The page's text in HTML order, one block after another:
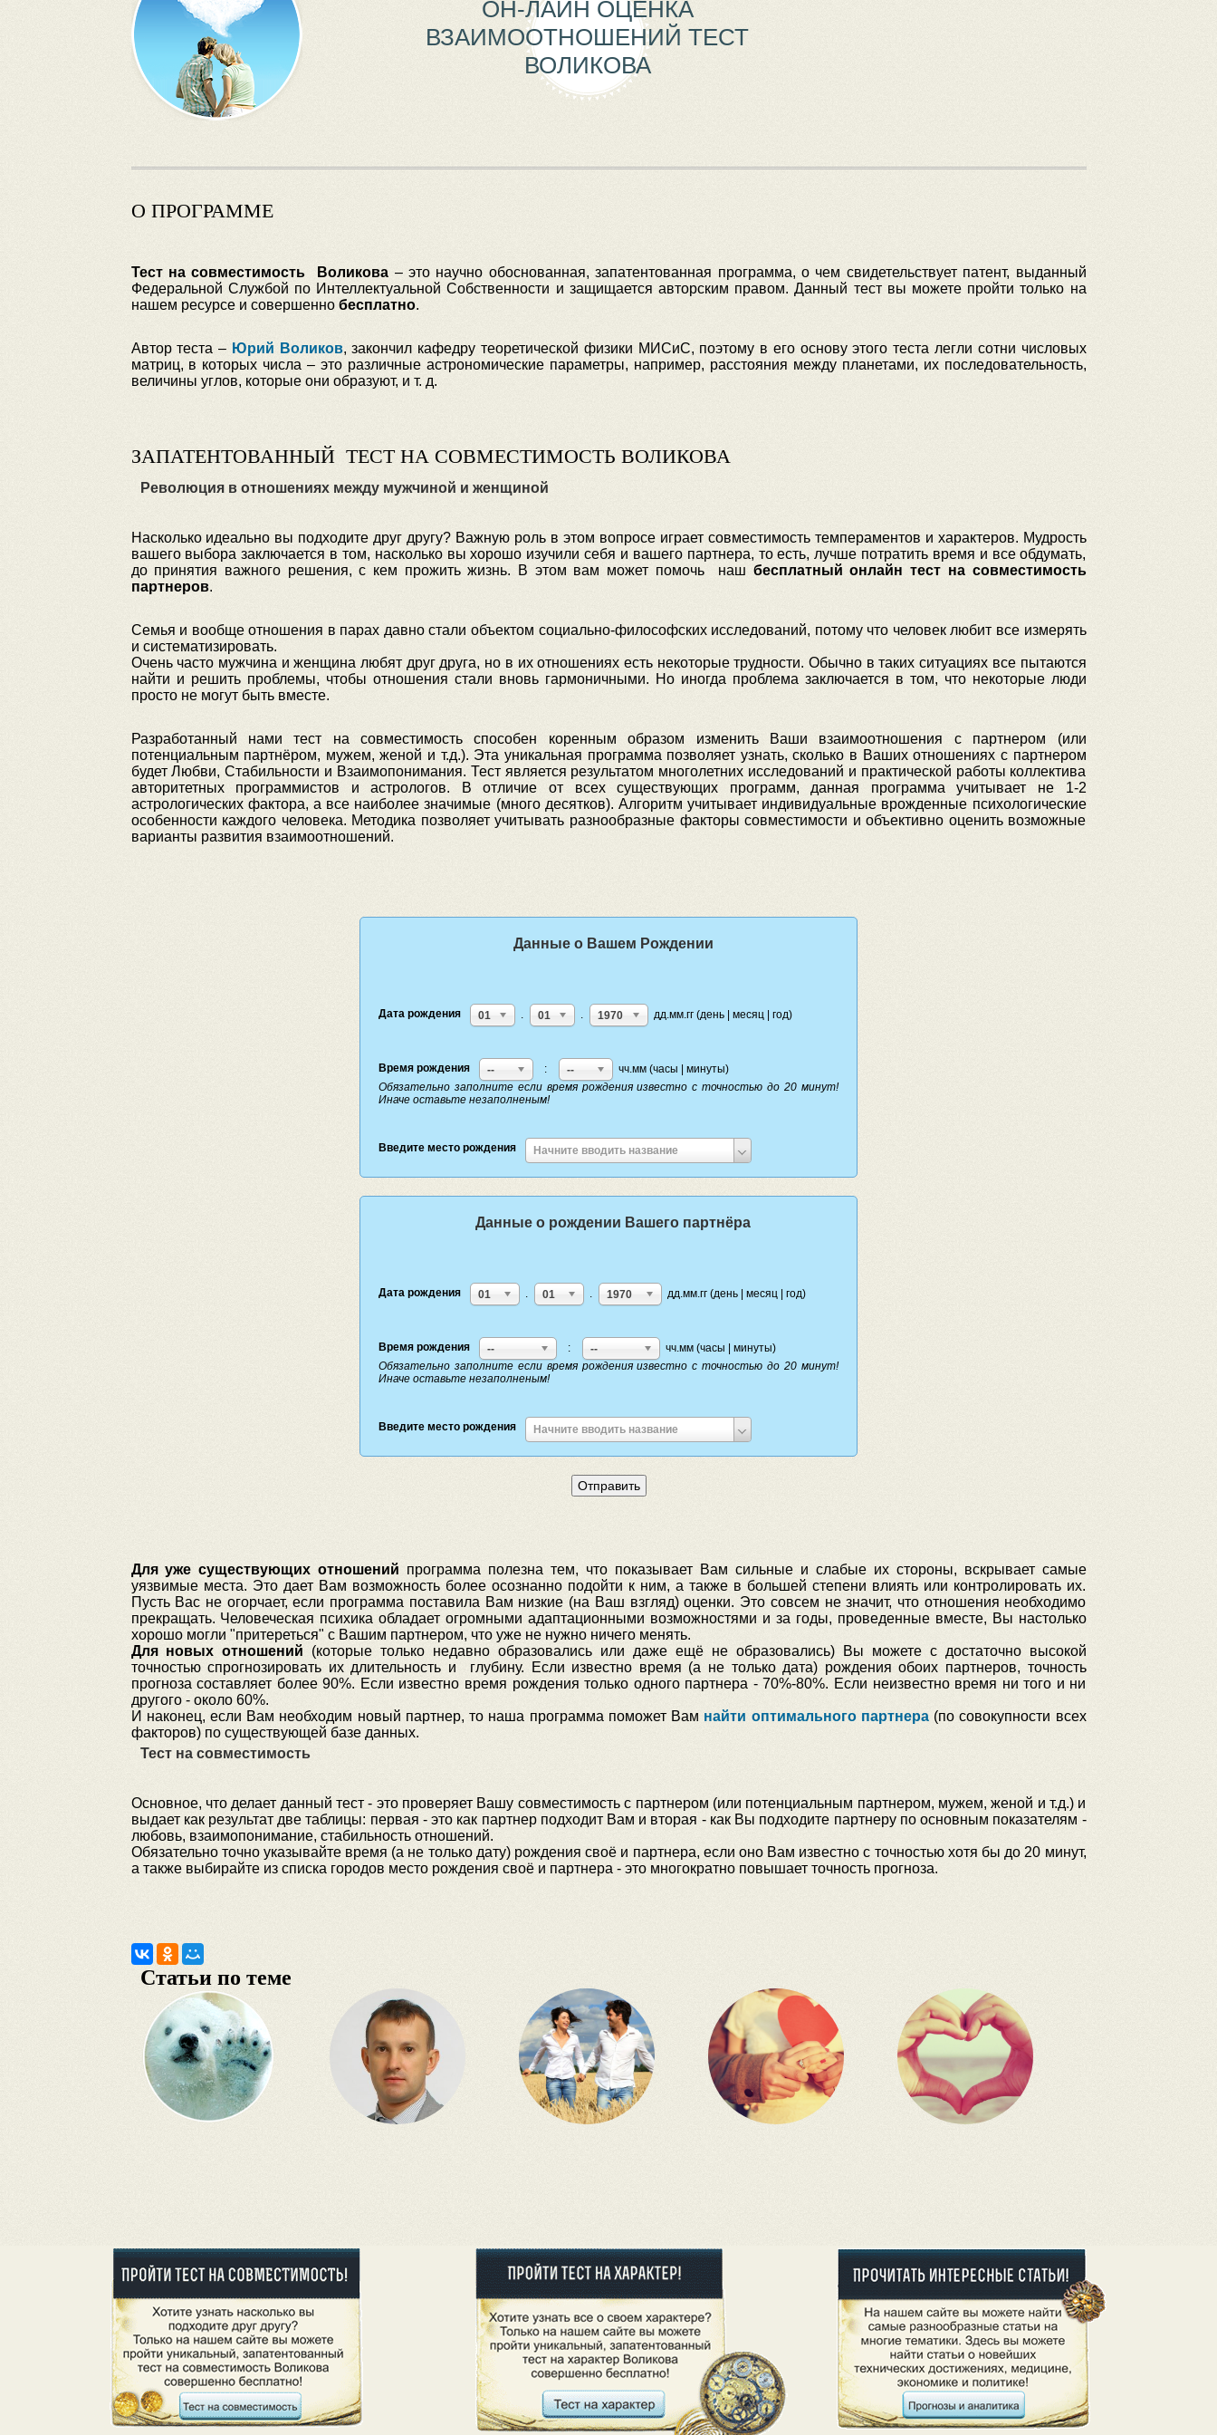
ОН-ЛАЙН ОЦЕНКА
ВЗАИМООТНОШЕНИЙ ТЕСТ
ВОЛИКОВА
О ПРОГРАММЕ
Тест на совместимость Воликова – это научно обоснованная, запатентованная программа, о чем свидетельствует патент, выданный
Федеральной Службой по Интеллектуальной Собственности и защищается авторским правом. Данный тест вы можете пройти только на
нашем ресурсе и совершенно бесплатно.
Автор теста – Юрий Воликов, закончил кафедру теоретической физики МИСиС, поэтому в его основу этого теста легли сотни числовых
матриц, в которых числа – это различные астрономические параметры, например, расстояния между планетами, их последовательность,
величины углов, которые они образуют, и т. д.
ЗАПАТЕНТОВАННЫЙ ТЕСТ НА СОВМЕСТИМОСТЬ ВОЛИКОВА
Революция в отношениях между мужчиной и женщиной
Насколько идеально вы подходите друг другу? Важную роль в этом вопросе играет совместимость темпераментов и характеров. Мудрость
вашего выбора заключается в том, насколько вы хорошо изучили себя и вашего партнера, то есть, лучше потратить время и все обдумать,
до принятия важного решения, с кем прожить жизнь. В этом вам может помочь наш бесплатный онлайн тест на совместимость
партнеров.
Семья и вообще отношения в парах давно стали объектом социально-философских исследований, потому что человек любит все измерять
и систематизировать.
Очень часто мужчина и женщина любят друг друга, но в их отношениях есть некоторые трудности. Обычно в таких ситуациях все пытаются
найти и решить проблемы, чтобы отношения стали вновь гармоничными. Но иногда проблема заключается в том, что некоторые люди
просто не могут быть вместе.
Разработанный нами тест на совместимость способен коренным образом изменить Ваши взаимоотношения с партнером (или
потенциальным партнёром, мужем, женой и т.д.). Эта уникальная программа позволяет узнать, сколько в Ваших отношениях с партнером
будет Любви, Стабильности и Взаимопонимания. Тест является результатом многолетних исследований и практической работы коллектива
авторитетных программистов и астрологов. В отличие от всех существующих программ, данная программа учитывает не 1-2
астрологических фактора, а все наиболее значимые (много десятков). Алгоритм учитывает индивидуальные врожденные психологические
особенности каждого человека. Методика позволяет учитывать разнообразные факторы совместимости и объективно оценить возможные
варианты развития взаимоотношений.
Данные о Вашем Рождении
Дата рождения 01 01 1970 дд.мм.гг (день | месяц | год)
Время рождения -- : --
чч.мм (часы | минуты)
Обязательно заполните если время рождения известно с точностью до 20 минут!
Иначе оставьте незаполненым!
Введите место рождения Начните вводить название
Введите
Данные о рождении Вашего партнёра
Дата рождения 01 01 1970 дд.мм.гг (день | месяц | год)
Время рождения -- : --
чч.мм (часы | минуты)
Обязательно заполните если время рождения известно с точностью до 20 минут!
Иначе оставьте незаполненым!
Введите место рождения Начните вводить название
Введите
Для уже существующих отношений программа полезна тем, что показывает Вам сильные и слабые их стороны, вскрывает самые
уязвимые места. Это дает Вам возможность более осознанно подойти к ним, а также в большей степени влиять или контролировать их.
Пусть Вас не огорчает, если программа поставила Вам низкие (на Ваш взгляд) оценки. Это совсем не значит, что отношения необходимо
прекращать. Человеческая психика обладает огромными адаптационными возможностями и за годы, проведенные вместе, Вы настолько
хорошо могли "притереться" с Вашим партнером, что уже не нужно ничего менять.
Для новых отношений (которые только недавно образовались или даже ещё не образовались) Вы можете с достаточно высокой
точностью спрогнозировать их длительность и глубину. Если известно время (а не только дата) рождения обоих партнеров, точность
прогноза составляет более 90%. Если известно время рождения только одного партнера - 70%-80%. Если неизвестно время ни того и ни
другого - около 60%.
И наконец, если Вам необходим новый партнер, то наша программа поможет Вам найти оптимального партнера(по совокупности всех
факторов) по существующей базе данных.
Тест на совместимость
Основное, что делает данный тест - это проверяет Вашу совместимость с партнером (или потенциальным партнером, мужем, женой и т.д.) и
выдает как результат две таблицы: первая - это как партнер подходит Вам и вторая - как Вы подходите партнеру по основным показателям -
любовь, взаимопонимание, стабильность отношений.
Обязательно точно указывайте время (а не только дату) рождения своё и партнера, если оно Вам известно с точностью хотя бы до 20 минут,
а также выбирайте из списка городов место рождения своё и партнера - это многократно повышает точность прогноза.
Статьи по теме